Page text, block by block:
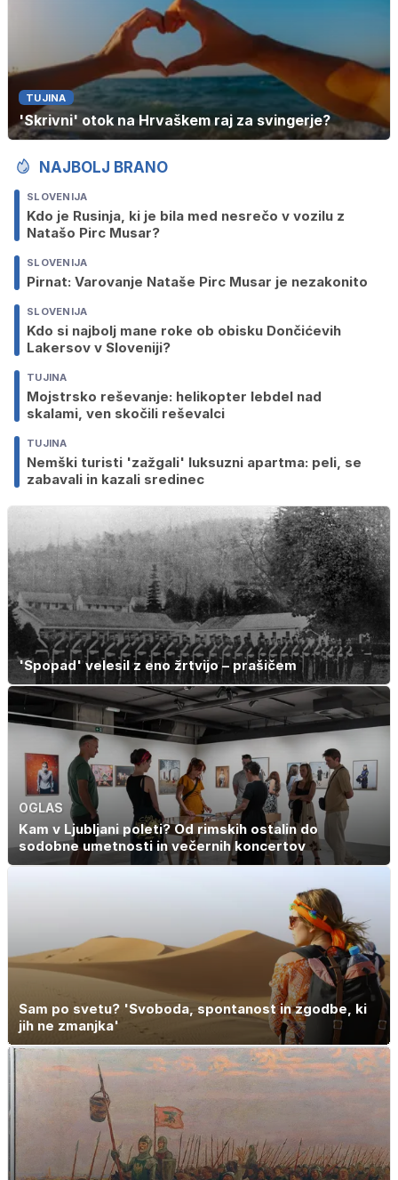
TUJINA
'Skrivni' otok na Hrvaškem raj za svingerje?
NAJBOLJ BRANO
SLOVENIJA
Kdo je Rusinja, ki je bila med nesrečo v vozilu z
Natašo Pirc Musar?
SLOVENIJA
Pirnat: Varovanje Nataše Pirc Musar je nezakonito
SLOVENIJA
Kdo si najbolj mane roke ob obisku Dončićevih
Lakersov v Sloveniji?
TUJINA
Mojstrsko reševanje: helikopter lebdel nad
skalami, ven skočili reševalci
TUJINA
Nemški turisti 'zažgali' luksuzni apartma: peli, se
zabavali in kazali sredinec
'Spopad' velesil z eno žrtvijo – prašičem
OGLAS
Kam v Ljubljani poleti? Od rimskih ostalin do
sodobne umetnosti in večernih koncertov
Sam po svetu? 'Svoboda, spontanost in zgodbe, ki
jih ne zmanjka'